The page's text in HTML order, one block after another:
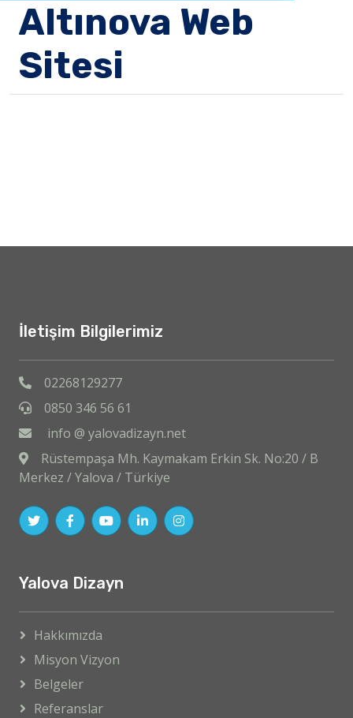
Altınova Web
Sitesi
İletişim Bilgilerimiz
02268129277
0850 346 56 61
info @ yalovadizayn.net
Rüstempaşa Mh. Kaymakam Erkin Sk. No:20 / B
Merkez / Yalova / Türkiye
Yalova Dizayn
Hakkımızda
Misyon Vizyon
Belgeler
Referanslar